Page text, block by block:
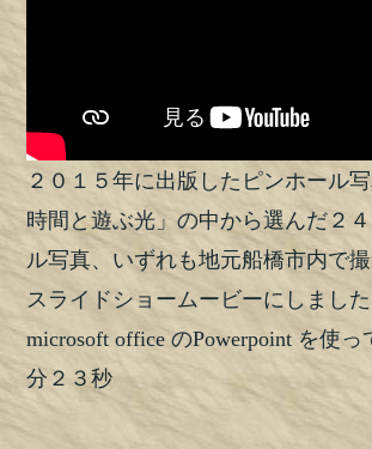
２０１５年に出版したピンホール
時間と遊ぶ光」の中から選んだ２
ル写真、いずれも地元船橋市内で
スライドショームービーにしました
microsoft office のPowerpoint を使っ
分２３秒